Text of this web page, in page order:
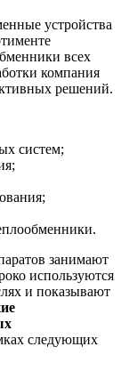
устройства
всех
компания
решений.
систем;
занимают
используются
и показывают
следующих